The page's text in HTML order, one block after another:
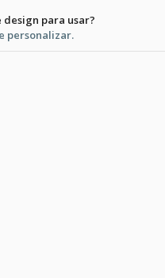
para usar?
personalizar.